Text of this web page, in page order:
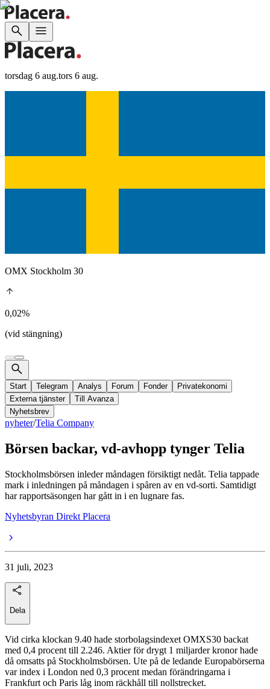
torsdag 6 aug.tors 6 aug.
OMX Stockholm 30
0,02%
(vid stängning)
Start Telegram Analys Forum Fonder
Privatekonomi
Externa tjänster
Till Avanza
Nyhetsbrev
nyheter/Telia Company
Börsen backar, vd-avhopp tynger Telia
Stockholmsbörsen inleder måndagen försiktigt nedåt. Telia tappade
mark i inledningen på måndagen i spåren av en vd-sorti. Samtidigt
har rapportsäsongen har gått in i en lugnare fas.
Nyhetsbyran Direkt Placera
31 juli, 2023
Dela
Vid cirka klockan 9.40 hade storbolagsindexet OMXS30 backat
med 0,4 procent till 2.246. Aktier för drygt 1 miljarder kronor hade
då omsatts på Stockholmsbörsen. Ute på de ledande Europabörserna
var index i London ned 0,3 procent medan förändringarna i
Frankfurt och Paris låg inom räckhåll till nollstrecket.